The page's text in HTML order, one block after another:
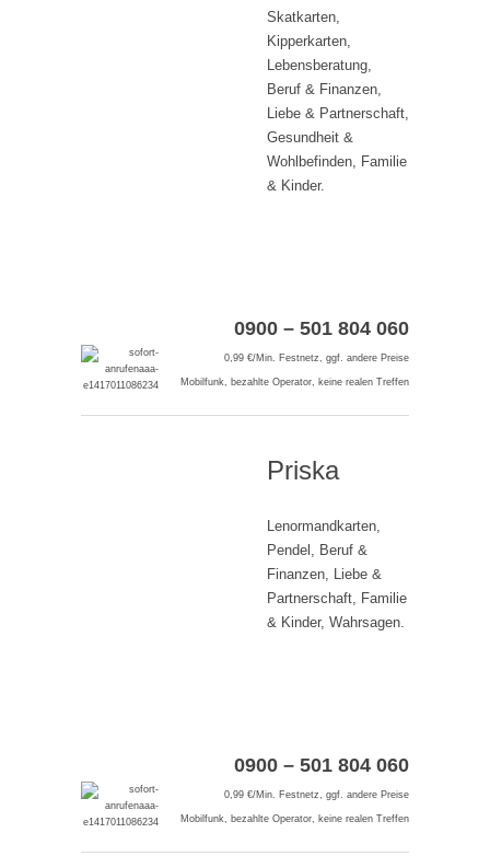
Skatkarten,
Kipperkarten,
Lebensberatung,
Beruf & Finanzen,
Liebe & Partnerschaft,
Gesundheit &
Wohlbefinden, Familie
& Kinder.
0900 – 501 804 060
0,99 €/Min. Festnetz, ggf. andere Preise
Mobilfunk, bezahlte Operator, keine realen Treffen
Priska
Lenormandkarten,
Pendel, Beruf &
Finanzen, Liebe &
Partnerschaft, Familie
& Kinder, Wahrsagen.
0900 – 501 804 060
0,99 €/Min. Festnetz, ggf. andere Preise
Mobilfunk, bezahlte Operator, keine realen Treffen